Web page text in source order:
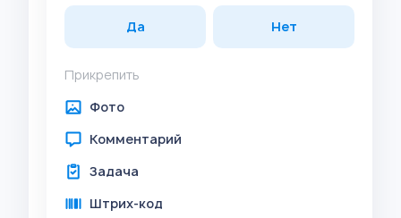
Да Нет
Прикрепить
Фото
Комментарий
Задача
Штрих-код